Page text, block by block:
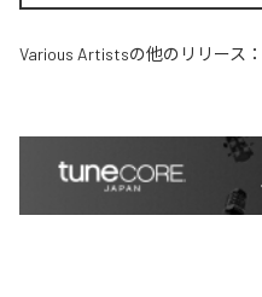
Various Artistsの他のリリース：